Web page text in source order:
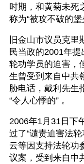
时期，和黄菊未死
称为“被攻不破的堡
旧金山市议员克
民当政的2001年
轮功学员的迫害，
生曾受到来自中共
胁电话，戴利先生
“令人心悸的” 。
2006年1月31日下
过了“谴责迫害法
云等因支持法轮功
议案，受到来自中